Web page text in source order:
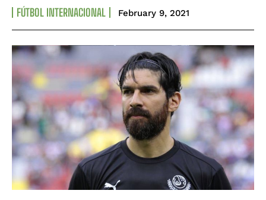
FÚTBOL INTERNACIONAL February 9, 2021